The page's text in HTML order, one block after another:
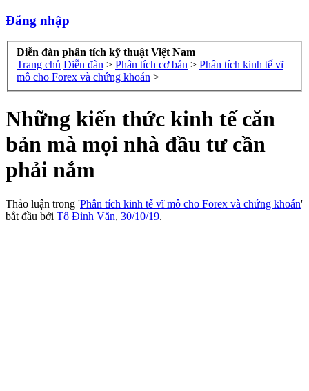
Đăng nhập
Diễn đàn phân tích kỹ thuật Việt Nam
Trang chủ Diễn đàn > Phân tích cơ bản > Phân tích kinh tế vĩ
mô cho Forex và chứng khoán >
Những kiến thức kinh tế căn
bản mà mọi nhà đầu tư cần
phải nắm
Thảo luận trong 'Phân tích kinh tế vĩ mô cho Forex và chứng khoán'
bắt đầu bởi Tô Đình Văn, 30/10/19.